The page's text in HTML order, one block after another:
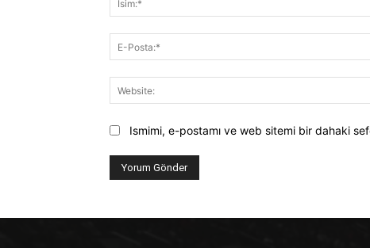
Ismimi, e-postamı ve web sitemi bir dahaki